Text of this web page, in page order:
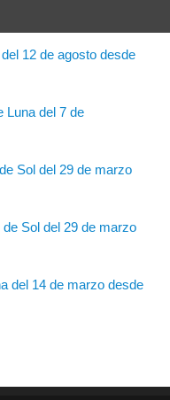
12 de agosto desde
Luna del 7 de
Sol del 29 de marzo
Sol del 29 de marzo
del 14 de marzo desde